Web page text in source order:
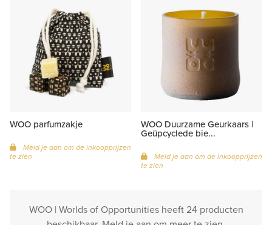
WOO parfumzakje
Meld je aan om de inkoopprijzen
te zien
WOO Duurzame Geurkaars |
Geüpcyclede bie...
Meld je aan om de inkoopprijzen
te zien
WOO | Worlds of Opportunities heeft 24 producten